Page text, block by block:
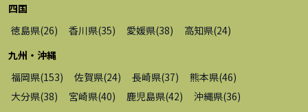
四国
徳島県(26) 香川県(35) 愛媛県(38) 高知県(24)
九州・沖縄
福岡県(153) 佐賀県(24) 長崎県(37) 熊本県(46)
大分県(38) 宮崎県(40) 鹿児島県(42) 沖縄県(36)